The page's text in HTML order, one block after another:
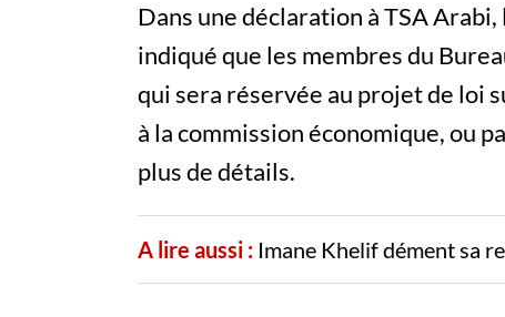
Dans une déclaration à TSA
indiqué que les membres du
qui sera réservée au projet de loi
à la commission économique, ou
plus de détails.
A lire aussi : Imane Khelif dément sa